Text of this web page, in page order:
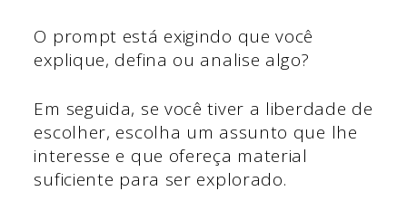
O prompt está exigindo que você
explique, defina ou analise algo?
Em seguida, se você tiver a liberdade de
escolher, escolha um assunto que lhe
interesse e que ofereça material
suficiente para ser explorado.